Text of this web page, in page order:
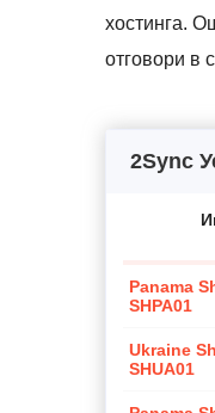
хостинга.
отговори в
2Sync
Panama
SHPA01
Ukraine
SHUA01